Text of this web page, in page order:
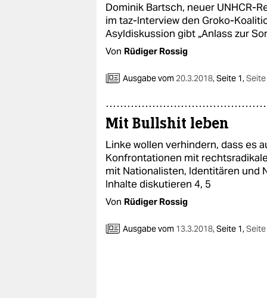
Dominik Bartsch, neuer UNHCR-
im taz-Interview den Groko-
Asyldiskussion gibt „Anlass zur
Von Rüdiger Rossig
Ausgabe vom 20.3.2018,Seite 1,Seite
Mit Bullshit leben
Linke wollen verhindern, dass es
Konfrontationen mit
mit Nationalisten, Identitären und
Inhalte diskutieren 4, 5
Von Rüdiger Rossig
Ausgabe vom 13.3.2018,Seite 1,Seite